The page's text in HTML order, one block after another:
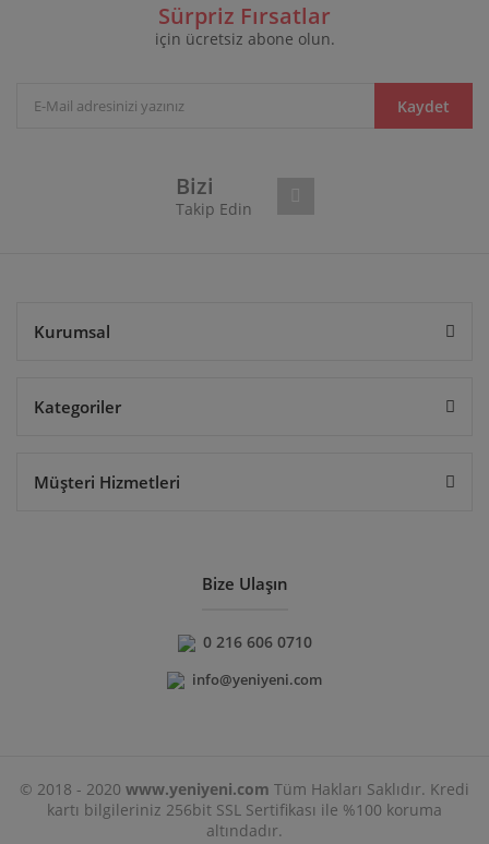
Sürpriz Fırsatlar
için ücretsiz abone olun.
Kaydet
Bizi
Takip Edin
Kurumsal
Kategoriler
Müşteri Hizmetleri
Bize Ulaşın
0 216 606 0710
info@yeniyeni.com
© 2018 - 2020 www.yeniyeni.com Tüm Hakları Saklıdır. Kredi
kartı bilgileriniz 256bit SSL Sertifikası ile %100 koruma
altındadır.